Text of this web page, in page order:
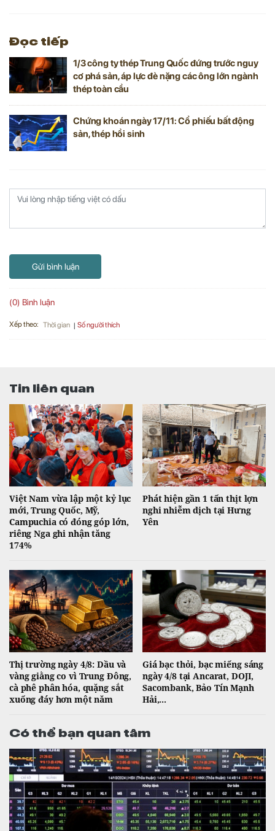
Đọc tiếp
1/3 công ty thép Trung Quốc đứng trước nguy
cơ phá sản, áp lực đè nặng các ông lớn ngành
thép toàn cầu
Chứng khoán ngày 17/11: Cổ phiếu bất động
sản, thép hồi sinh
Gửi bình luận
(0) Bình luận
Xếp theo: Thời gian Số người thích
Tin liên quan
Việt Nam vừa lập một kỷ lục
mới, Trung Quốc, Mỹ,
Campuchia có đóng góp lớn,
riêng Nga ghi nhận tăng
174%
Phát hiện gần 1 tấn thịt lợn
nghi nhiễm dịch tại Hưng
Yên
Thị trường ngày 4/8: Dầu và
vàng giằng co vì Trung Đông,
cà phê phân hóa, quặng sắt
xuống đáy hơn một năm
Giá bạc thỏi, bạc miếng sáng
ngày 4/8 tại Ancarat, DOJI,
Sacombank, Bảo Tín Mạnh
Hải,...
Có thể bạn quan tâm